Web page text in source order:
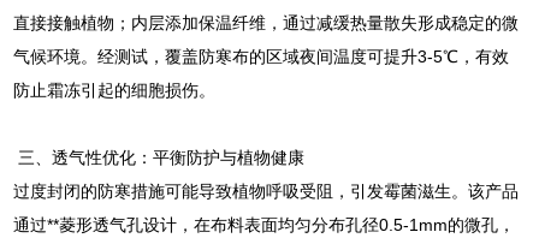
直接接触植物；内层添加保温纤维，通过减缓热量散失形成稳定的微
气候环境。经测试，覆盖防寒布的区域夜间温度可提升3-5℃，有效
防止霜冻引起的细胞损伤。
三、透气性优化：平衡防护与植物健康
过度封闭的防寒措施可能导致植物呼吸受阻，引发霉菌滋生。该产品
通过**菱形透气孔设计，在布料表面均匀分布孔径0.5-1mm的微孔，